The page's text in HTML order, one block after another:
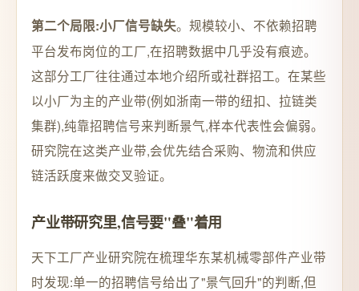
第二个局限:小厂信号缺失。规模较小、不依赖招聘
平台发布岗位的工厂,在招聘数据中几乎没有痕迹。
这部分工厂往往通过本地介绍所或社群招工。在某些
以小厂为主的产业带(例如浙南一带的纽扣、拉链类
集群),纯靠招聘信号来判断景气,样本代表性会偏弱。
研究院在这类产业带,会优先结合采购、物流和供应
链活跃度来做交叉验证。
产业带研究里,信号要"叠"着用
天下工厂产业研究院在梳理华东某机械零部件产业带
时发现:单一的招聘信号给出了"景气回升"的判断,但